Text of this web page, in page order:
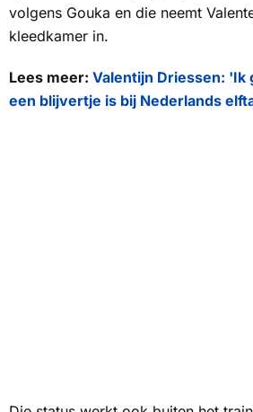
volgens Gouka en die neemt
kleedkamer in.
Lees meer: Valentijn Driessen: 'Ik
een blijvertje is bij Nederlands